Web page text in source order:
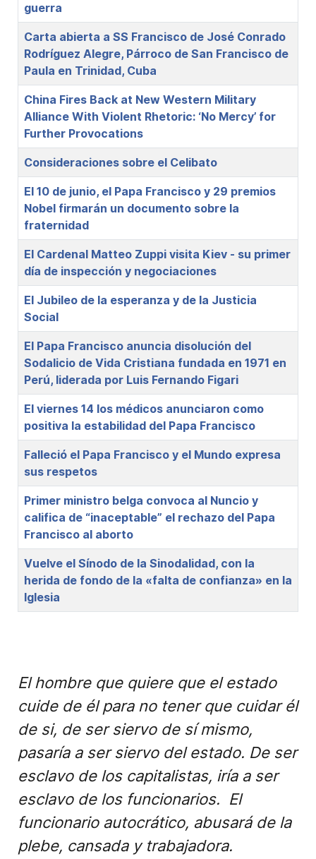
guerra
Carta abierta a SS Francisco de José Conrado
Rodríguez Alegre, Párroco de San Francisco de
Paula en Trinidad, Cuba
China Fires Back at New Western Military
Alliance With Violent Rhetoric: ‘No Mercy’ for
Further Provocations
Consideraciones sobre el Celibato
El 10 de junio, el Papa Francisco y 29 premios
Nobel firmarán un documento sobre la
fraternidad
El Cardenal Matteo Zuppi visita Kiev - su primer
día de inspección y negociaciones
El Jubileo de la esperanza y de la Justicia
Social
El Papa Francisco anuncia disolución del
Sodalicio de Vida Cristiana fundada en 1971 en
Perú, liderada por Luis Fernando Figari
El viernes 14 los médicos anunciaron como
positiva la estabilidad del Papa Francisco
Falleció el Papa Francisco y el Mundo expresa
sus respetos
Primer ministro belga convoca al Nuncio y
califica de “inaceptable” el rechazo del Papa
Francisco al aborto
Vuelve el Sínodo de la Sinodalidad, con la
herida de fondo de la «falta de confianza» en la
Iglesia
El hombre que quiere que el estado
cuide de él para no tener que cuidar él
de si, de ser siervo de sí mismo,
pasaría a ser siervo del estado. De ser
esclavo de los capitalistas, iría a ser
esclavo de los funcionarios. El
funcionario autocrático, abusará de la
plebe, cansada y trabajadora.